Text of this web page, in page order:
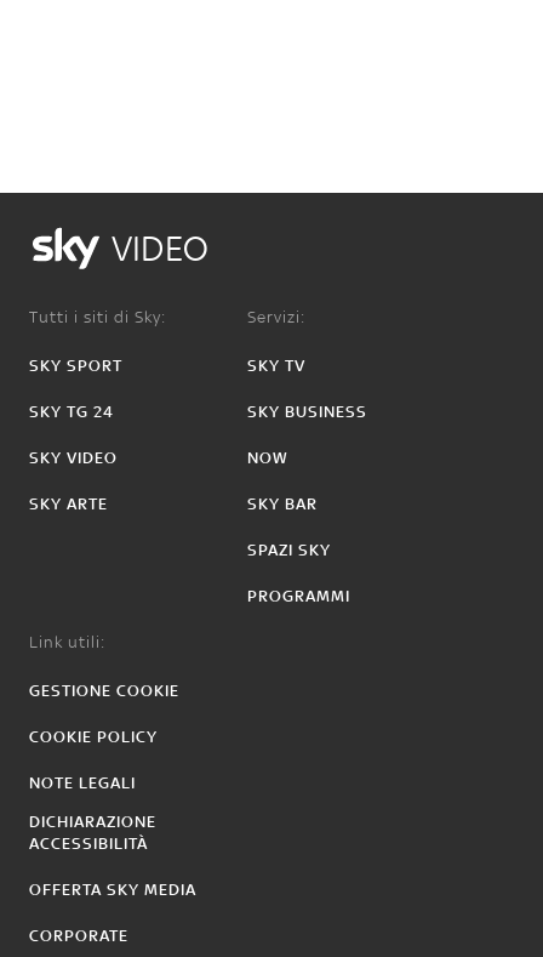
VIDEO
Tutti i siti di Sky:
SKY SPORT
SKY TG 24
SKY VIDEO
SKY ARTE
Servizi:
SKY TV
SKY BUSINESS
NOW
SKY BAR
SPAZI SKY
PROGRAMMI
Link utili:
GESTIONE COOKIE
COOKIE POLICY
NOTE LEGALI
DICHIARAZIONE
ACCESSIBILITÀ
OFFERTA SKY MEDIA
CORPORATE